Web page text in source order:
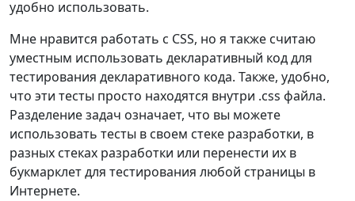
удобно использовать.
Мне нравится работать с CSS, но я также считаю
уместным использовать декларативный код для
тестирования декларативного кода. Также, удобно,
что эти тесты просто находятся внутри .css файла.
Разделение задач означает, что вы можете
использовать тесты в своем стеке разработки, в
разных стеках разработки или перенести их в
букмарклет для тестирования любой страницы в
Интернете.